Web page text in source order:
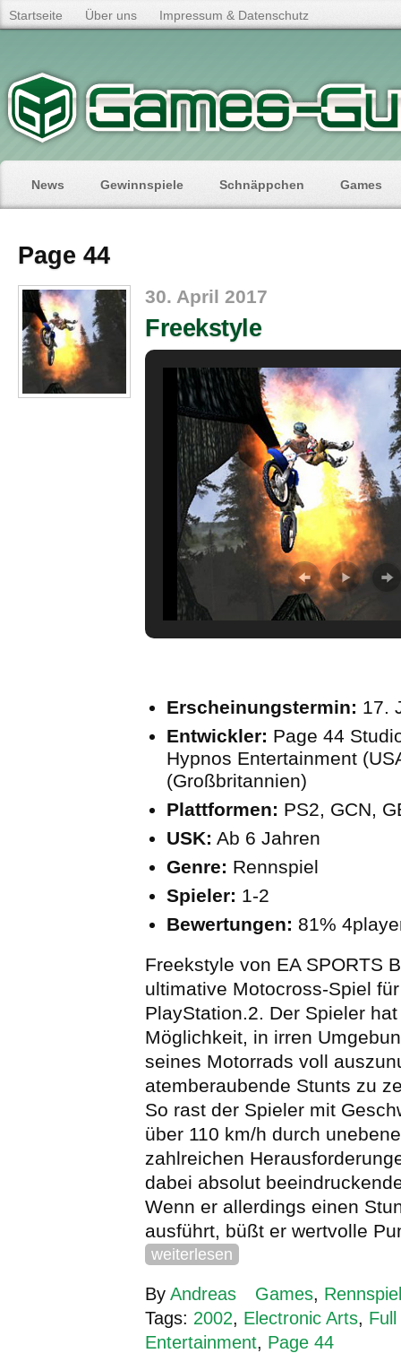
Startseite Über uns Impressum & Datenschutz
News Gewinnspiele Schnäppchen Games
Page 44
30. April 2017
Freekstyle
Erscheinungstermin: 17.
Entwickler: Page 44
Hypnos Entertainment
(Großbritannien)
Plattformen: PS2, GCN,
USK: Ab 6 Jahren
Genre: Rennspiel
Spieler: 1-2
Bewertungen: 81%
Freekstyle von EA SPORTS
ultimative Motocross-Spiel
PlayStation.2. Der Spieler
Möglichkeit, in irren
seines Motorrads voll
atemberaubende Stunts zu
So rast der Spieler mit
über 110 km/h durch
zahlreichen
dabei absolut
Wenn er allerdings einen
ausführt, büßt er wertvolle
weiterlesen
By Andreas Games, Rennspiel
Tags: 2002, Electronic Arts,
Entertainment, Page 44